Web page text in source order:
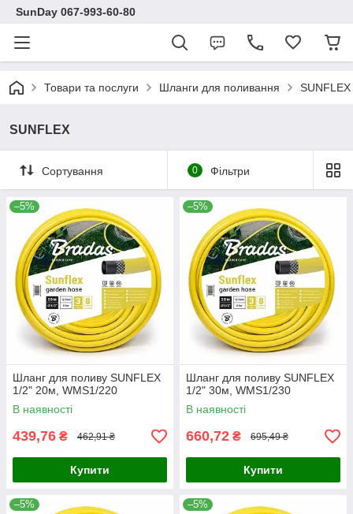
SunDay 067-993-60-80
Товари та послуги Шланги для поливання SUNFLEX
SUNFLEX
Сортування 0 Фільтри
–5%
Шланг для поливу SUNFLEX
1/2" 20м, WMS1/220
В наявності
439,76 ₴ 462,91 ₴
Купити
–5%
Шланг для поливу SUNFLEX
1/2" 30м, WMS1/230
В наявності
660,72 ₴ 695,49 ₴
Купити
–5% –5%